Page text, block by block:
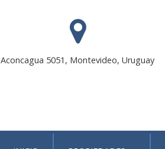
Aconcagua 5051, Montevideo, Uruguay